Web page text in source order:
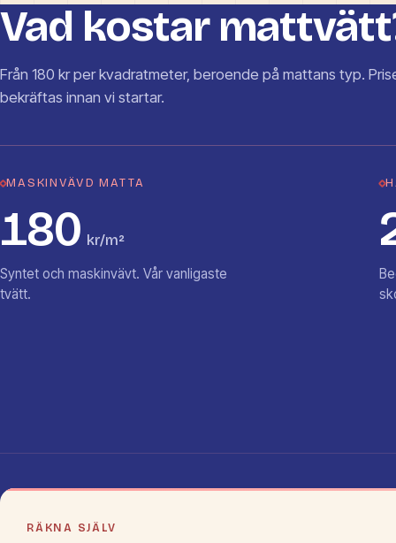
Vad kostar
Från 180 kr per kvadratmeter, beroende på mattans typ.
bekräftas innan vi startar.
MASKINVÄVD MATTA
180 kr/m²
Syntet och maskinvävt. Vår vanligaste
tvätt.
RÄKNA SJÄLV